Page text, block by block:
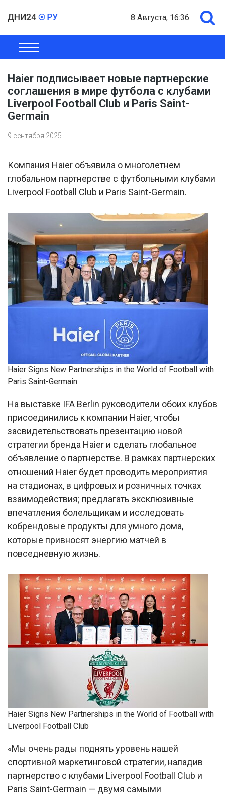
8 Августа, 16:36
ОБЩЕСТВО
Haier подписывает новые партнерские
соглашения в мире футбола с клубами
Liverpool Football Club и Paris Saint-
Germain
9 сентября 2025
Компания Haier объявила о многолетнем
глобальном партнерстве с футбольными клубами
Liverpool Football Club и Paris Saint-Germain.
Haier Signs New Partnerships in the World of Football with
Paris Saint-Germain
На выставке IFA Berlin руководители обоих клубов
присоединились к компании Haier, чтобы
засвидетельствовать презентацию новой
стратегии бренда Haier и сделать глобальное
объявление о партнерстве. В рамках партнерских
отношений Haier будет проводить мероприятия
на стадионах, в цифровых и розничных точках
взаимодействия; предлагать эксклюзивные
впечатления болельщикам и исследовать
кобрендовые продукты для умного дома,
которые привносят энергию матчей в
повседневную жизнь.
Haier Signs New Partnerships in the World of Football with
Liverpool Football Club
«Мы очень рады поднять уровень нашей
спортивной маркетинговой стратегии, наладив
партнерство с клубами Liverpool Football Club и
Paris Saint-Germain — двумя самыми